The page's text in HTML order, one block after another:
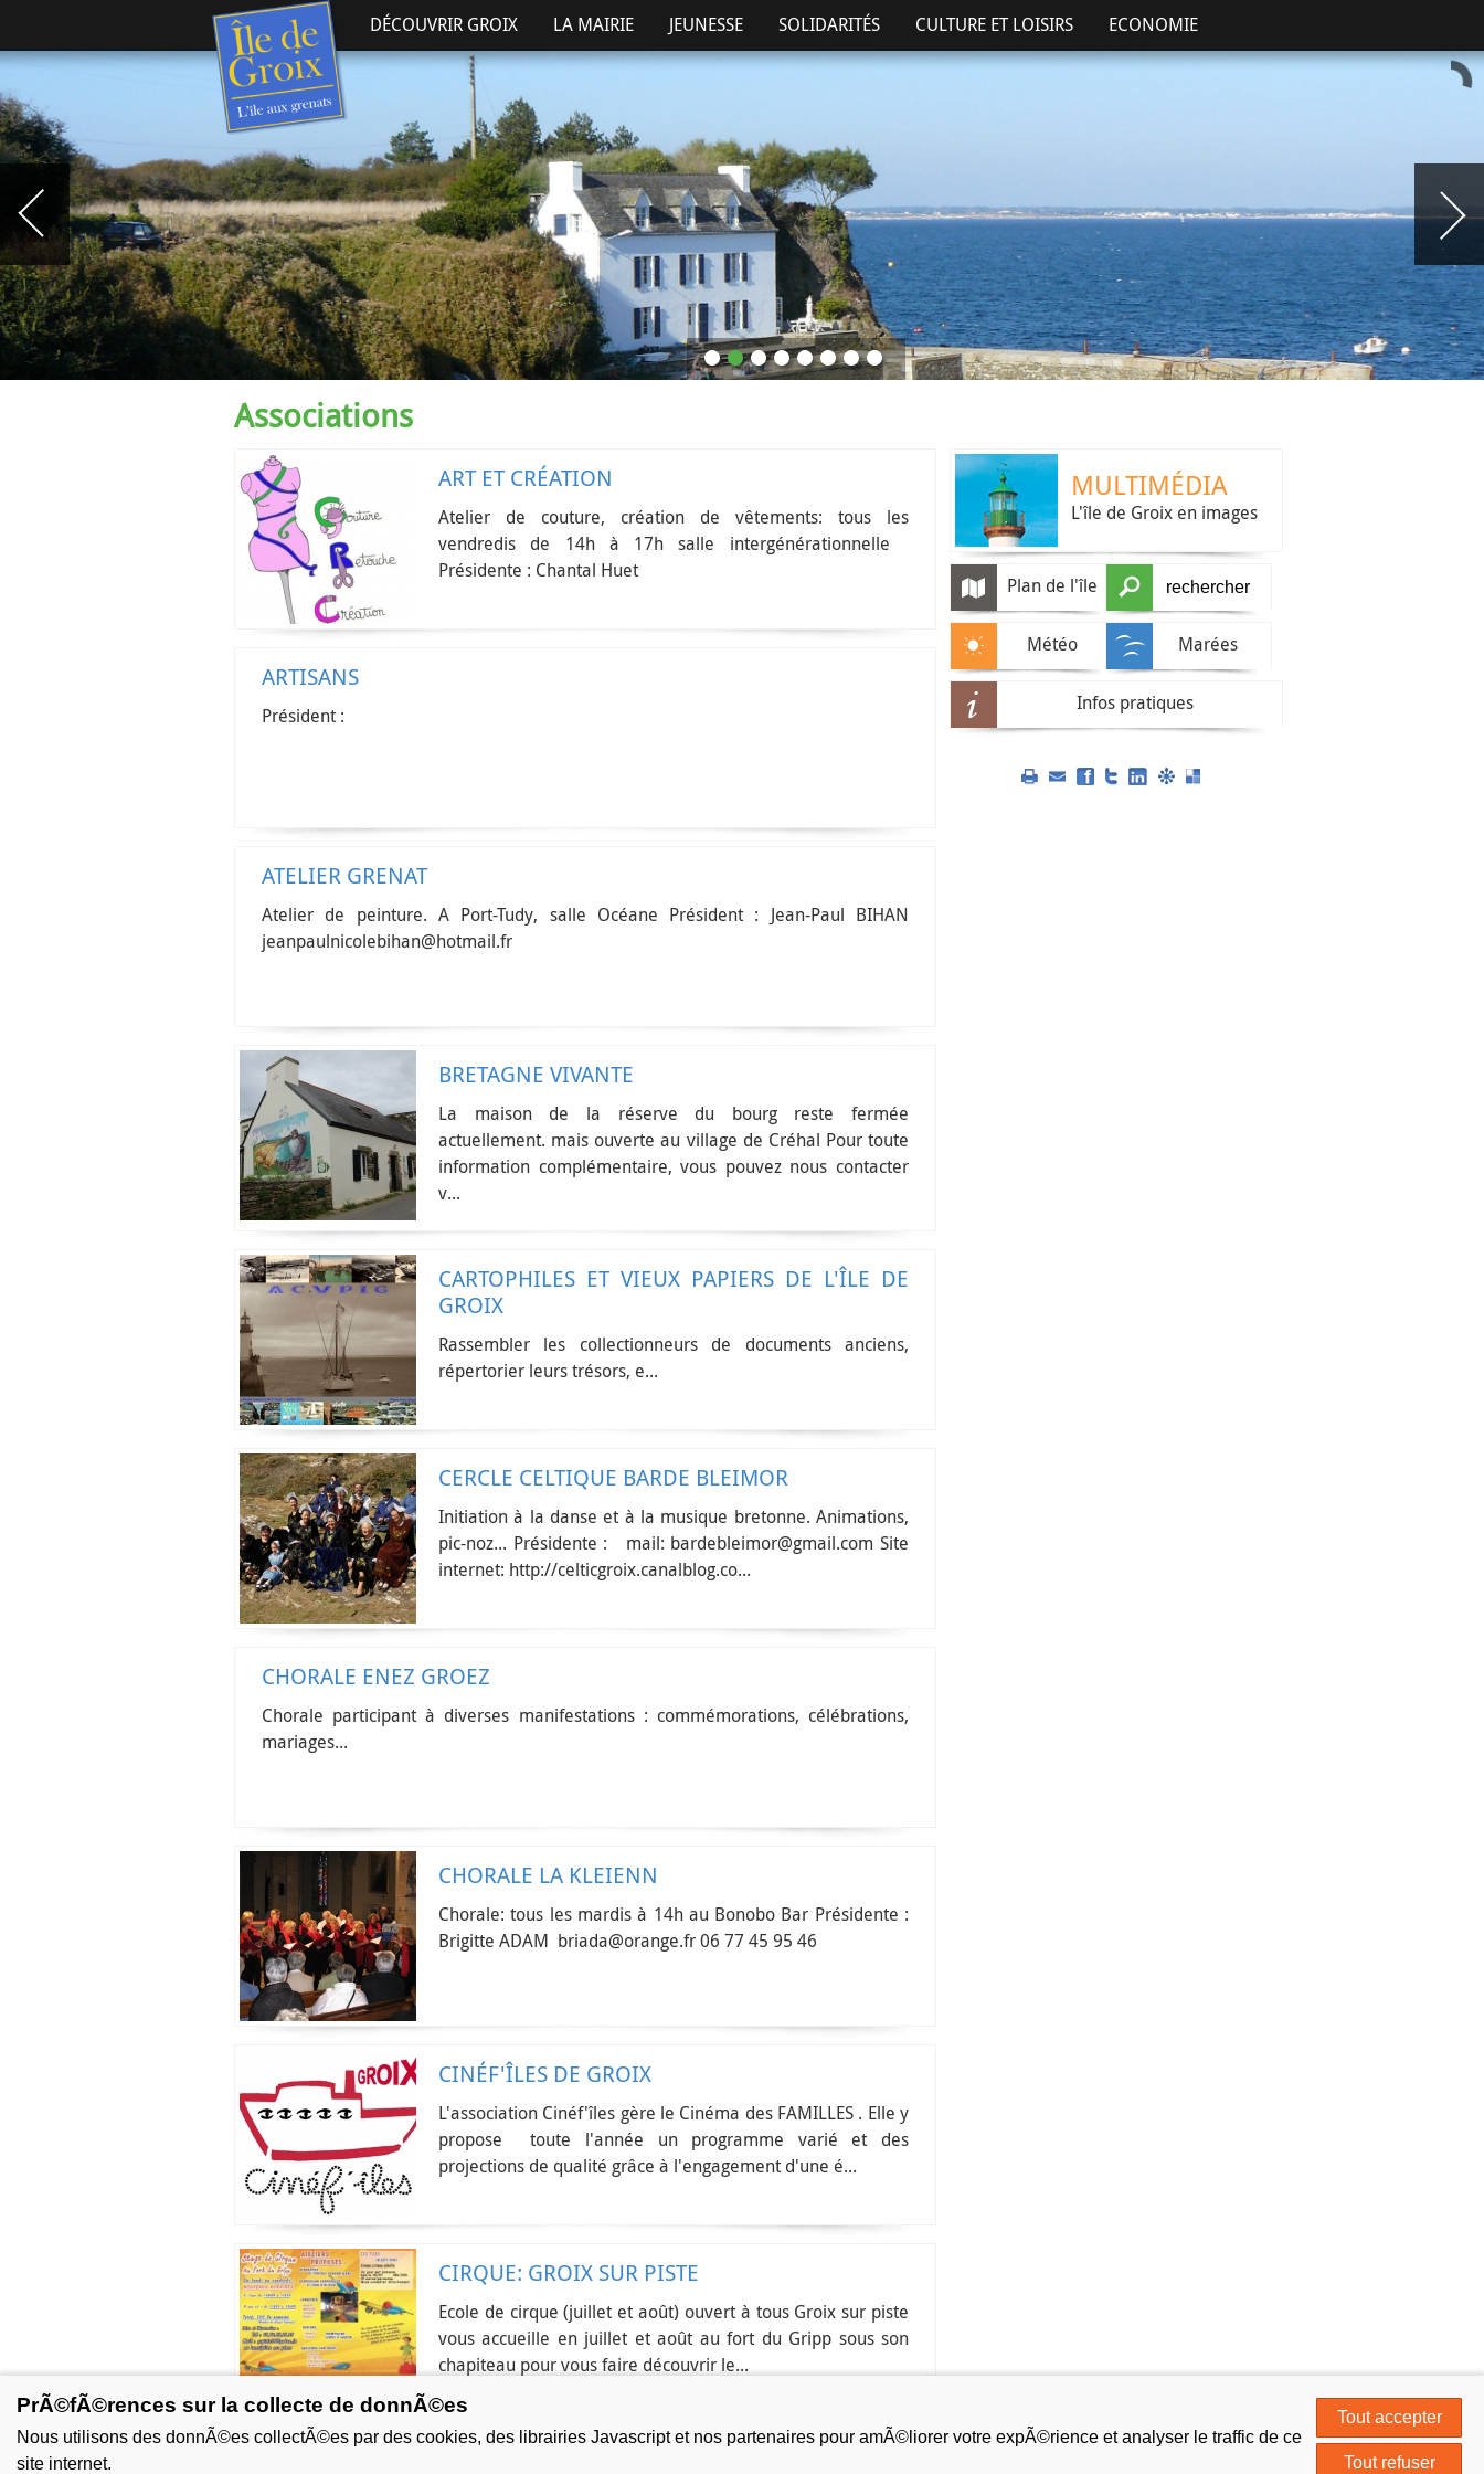
DÉCOUVRIR GROIX LA MAIRIE JEUNESSE SOLIDARITÉS CULTURE ET LOISIRS ECONOMIE
MULTIMÉDIA
L'île de Groix en images
Plan de l'île
Météo Marées
Infos pratiques
Associations
ART ET CRÉATION
Atelier de couture, création de vêtements: tous les
vendredis de 14h à 17h salle intergénérationnelle
Présidente : Chantal Huet
ARTISANS
Président :
ATELIER GRENAT
Atelier de peinture. A Port-Tudy, salle Océane Président : Jean-Paul BIHAN
jeanpaulnicolebihan@hotmail.fr
BRETAGNE VIVANTE
La maison de la réserve du bourg reste fermée
actuellement. mais ouverte au village de Créhal Pour toute
information complémentaire, vous pouvez nous contacter
v...
CARTOPHILES ET VIEUX PAPIERS DE L'ÎLE DE
GROIX
Rassembler les collectionneurs de documents anciens,
répertorier leurs trésors, e...
CERCLE CELTIQUE BARDE BLEIMOR
Initiation à la danse et à la musique bretonne. Animations,
pic-noz... Présidente : mail: bardebleimor@gmail.com Site
internet: http://celticgroix.canalblog.co...
CHORALE ENEZ GROEZ
Chorale participant à diverses manifestations : commémorations, célébrations,
mariages...
CHORALE LA KLEIENN
Chorale: tous les mardis à 14h au Bonobo Bar Présidente :
Brigitte ADAM briada@orange.fr 06 77 45 95 46
CINÉF'ÎLES DE GROIX
L'association Cinéf'îles gère le Cinéma des FAMILLES . Elle y
propose toute l'année un programme varié et des
projections de qualité grâce à l'engagement d'une é...
CIRQUE: GROIX SUR PISTE
Ecole de cirque (juillet et août) ouvert à tous Groix sur piste
vous accueille en juillet et août au fort du Gripp sous son
chapiteau pour vous faire découvrir le...
PrÃ©fÃ©rences sur la collecte de donnÃ©es
Nous utilisons des donnÃ©es collectÃ©es par des cookies, des librairies Javascript et nos partenaires pour amÃ©liorer votre expÃ©rience et analyser le traffic de ce
site internet.
Tout accepter
Tout refuser